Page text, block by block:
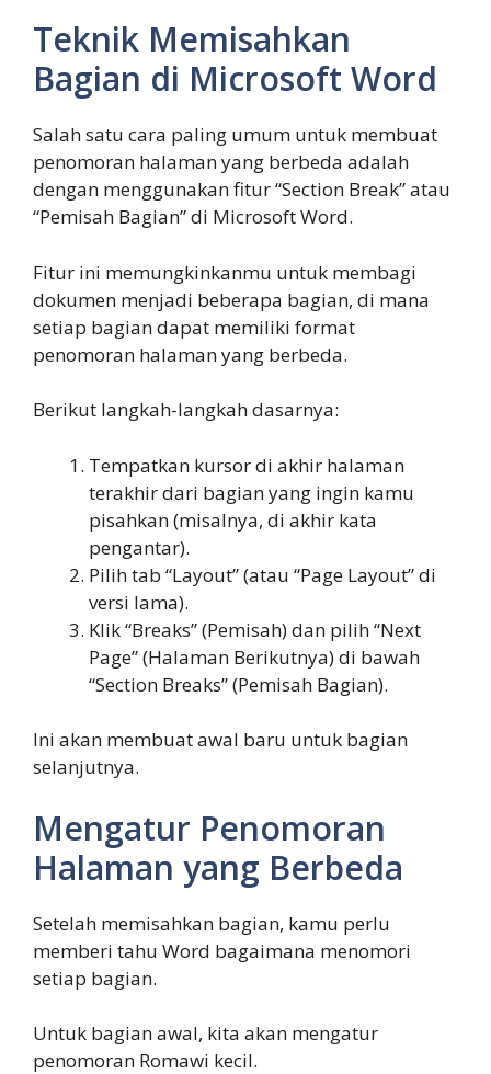
Teknik Memisahkan
Bagian di Microsoft Word
Salah satu cara paling umum untuk membuat
penomoran halaman yang berbeda adalah
dengan menggunakan fitur “Section Break” atau
“Pemisah Bagian” di Microsoft Word.
Fitur ini memungkinkanmu untuk membagi
dokumen menjadi beberapa bagian, di mana
setiap bagian dapat memiliki format
penomoran halaman yang berbeda.
Berikut langkah-langkah dasarnya:
Tempatkan kursor di akhir halaman
terakhir dari bagian yang ingin kamu
pisahkan (misalnya, di akhir kata
pengantar).
Pilih tab “Layout” (atau “Page Layout” di
versi lama).
Klik “Breaks” (Pemisah) dan pilih “Next
Page” (Halaman Berikutnya) di bawah
“Section Breaks” (Pemisah Bagian).
Ini akan membuat awal baru untuk bagian
selanjutnya.
Mengatur Penomoran
Halaman yang Berbeda
Setelah memisahkan bagian, kamu perlu
memberi tahu Word bagaimana menomori
setiap bagian.
Untuk bagian awal, kita akan mengatur
penomoran Romawi kecil.